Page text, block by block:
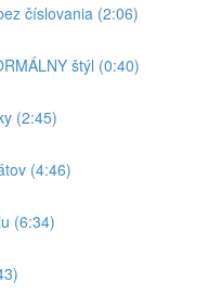
číslovania (2:06)
štýl (0:40)
(2:45)
(4:46)
(6:34)